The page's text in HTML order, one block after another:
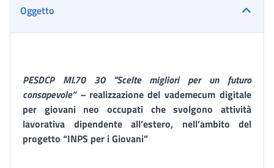
Oggetto
PESDCP MI.70 30 "Scelte migliori per un futuro
consapevole” – realizzazione del vademecum digitale
per giovani neo occupati che svolgono attività
lavorativa dipendente all’estero, nell’ambito del
progetto “INPS per i Giovani”